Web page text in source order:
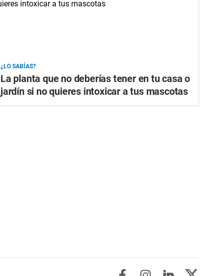
¿LO SABÍAS?
La planta que no deberías tener en tu casa o
jardín si no quieres intoxicar a tus mascotas